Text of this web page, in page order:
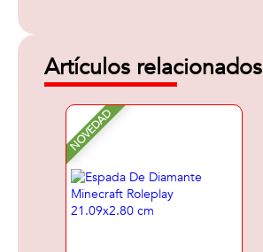
Artículos relacionados
NOVEDAD